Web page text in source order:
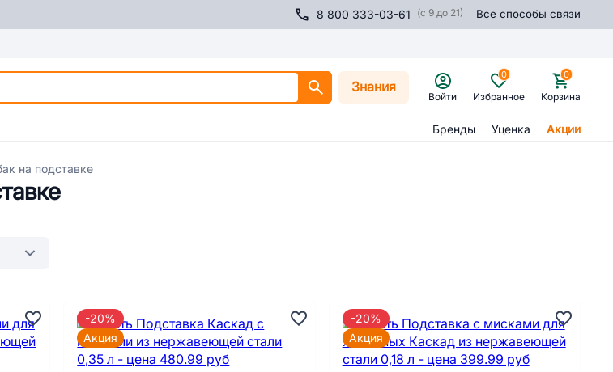
8 800 333-03-61 (с 9 до 21) Все способы связи
Знания
Войти Избранное
0
Корзина
0
Бренды Уценка Акции
на подставке
-20%
Акция
-20%
Акция